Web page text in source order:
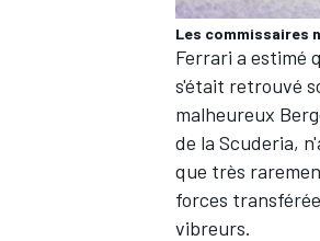
Les commissaires
Ferrari a estimé
s'était retrouvé
malheureux
de la Scuderia,
que très
forces
vibreurs.